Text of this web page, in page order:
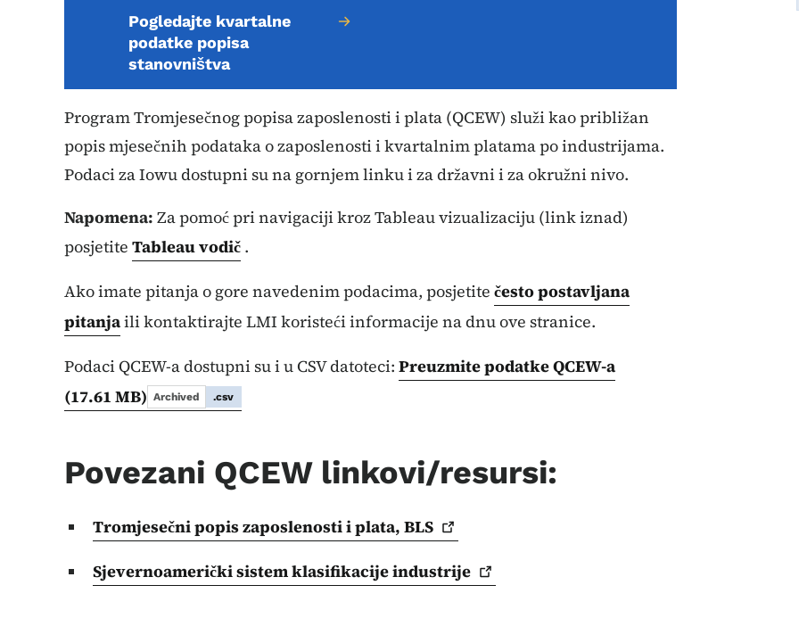
Pogledajte kvartalne
podatke popisa
stanovništva
Program Tromjesečnog popisa zaposlenosti i plata (QCEW) služi kao približan
popis mjesečnih podataka o zaposlenosti i kvartalnim platama po industrijama.
Podaci za Iowu dostupni su na gornjem linku i za državni i za okružni nivo.
Napomena: Za pomoć pri navigaciji kroz Tableau vizualizaciju (link iznad)
posjetite Tableau vodič .
Ako imate pitanja o gore navedenim podacima, posjetite često postavljana
pitanjaili kontaktirajte LMI koristeći informacije na dnu ove stranice.
Podaci QCEW-a dostupni su i u CSV datoteci: Preuzmite podatke QCEW-a
(17.61 MB) Archived .csv
Povezani QCEW linkovi/resursi:
Tromjesečni popis zaposlenosti i plata, BLS
Sjevernoamerički sistem klasifikacijeindustrije